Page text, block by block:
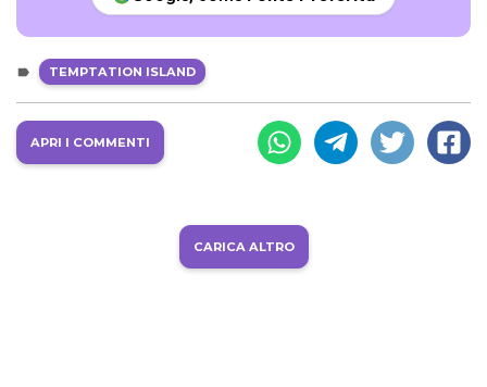
TEMPTATION ISLAND
APRI I COMMENTI
CARICA ALTRO